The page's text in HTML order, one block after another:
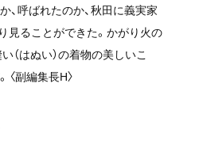
、呼ばれたのか、秋田に義実家
見ることができた。かがり火の
（はぬい）の着物の美しいこ
副編集長H〉